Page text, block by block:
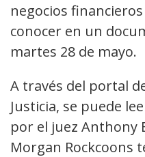
negocios
conocer en un
martes 28 de mayo.
A través del portal
Justicia, se puede
por el juez Anthony
Morgan Rockcoons